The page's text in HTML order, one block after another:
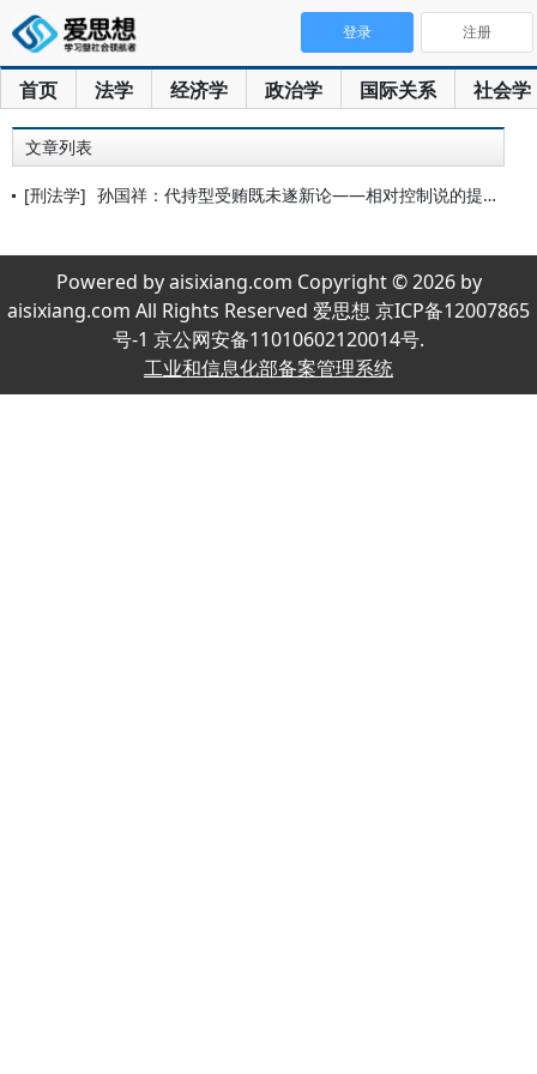
首页 法学 经济学 政治学 国际关系 社会学
登录 注册
文章列表
[刑法学] 孙国祥：代持型受贿既未遂新论——相对控制说的提出与证立
Powered by aisixiang.com Copyright © 2026 by
aisixiang.com All Rights Reserved 爱思想 京ICP备12007865
号-1 京公网安备11010602120014号.
工业和信息化部备案管理系统